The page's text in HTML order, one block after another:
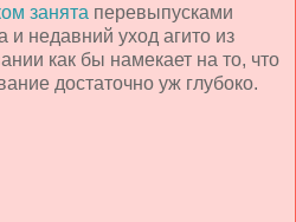
занята перевыпусками
и недавний уход агито из
как бы намекает на то, что
достаточно уж глубоко.